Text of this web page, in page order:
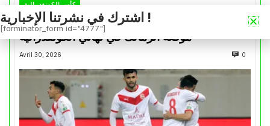
كأس الكونفدرالية
التتويج بالكأس.. دفعة معنوية لإتحاد العاصمة قبل
موقعة الزمالك في نهائي الكونفدرالية
Avril 30, 2026 0
اشترك في نشرتنا الإخبارية !
[forminator_form id="4777"]